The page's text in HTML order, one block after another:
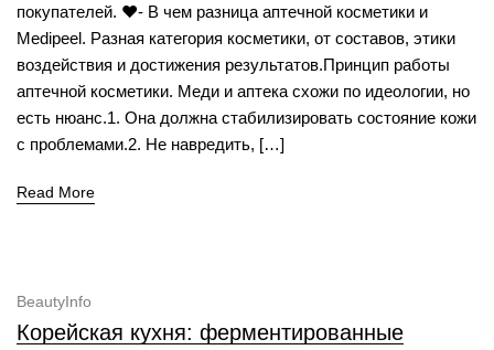
покупателей. ❤️- В чем разница аптечной косметики и
Medipeel. Разная категория косметики, от составов, этики
воздействия и достижения результатов.Принцип работы
аптечной косметики. Меди и аптека схожи по идеологии, но
есть нюанс.1. Она должна стабилизировать состояние кожи
с проблемами.2. Не навредить, […]
Read More
BeautyInfo
Корейская кухня: ферментированные